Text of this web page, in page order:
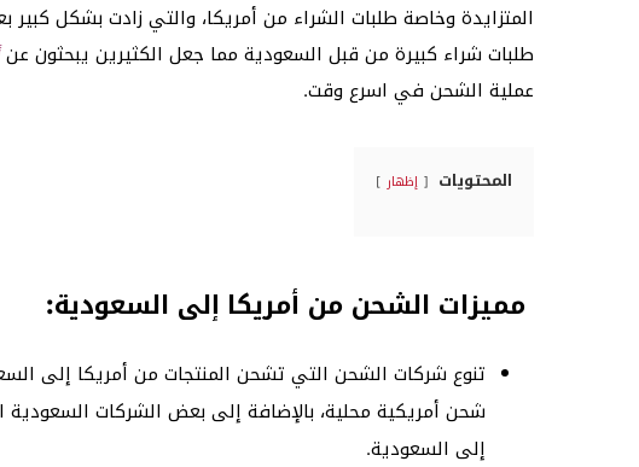
المتزايدة وخاصة طلبات الشراء من أمريكا، والتي زادت بشكل كبير
طلبات شراء كبيرة من قبل السعودية مما جعل الكثيرين يبحثون عن
عملية الشحن في اسرع وقت.
المحتويات إظهار
مميزات الشحن من أمريكا إلى السعودية:
تنوع شركات الشحن التي تشحن المنتجات من أمريكا إلى
شحن أمريكية محلية، بالإضافة إلى بعض الشركات السعودية
إلى السعودية.